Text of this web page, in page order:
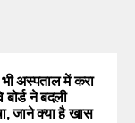
भी अस्पताल में करा
ने बदली
जाने क्या है खास